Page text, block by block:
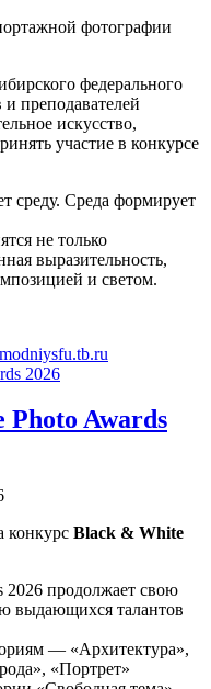
фотографии
федерального
и преподавателей
искусство,
участие в конкурсе
среду. Среда формирует
не только
выразительность,
и светом.
modniysfu.tb.ru
Awards
конкурс Black & White
2026 продолжает свою
выдающихся талантов
— «Архитектура»,
«Портрет»